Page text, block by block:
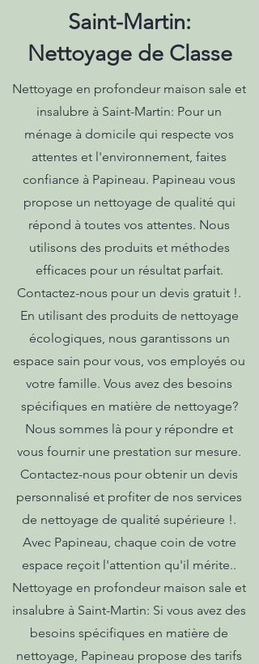
Saint-Martin:
Nettoyage de Classe
Nettoyage en profondeur maison sale et
insalubre à Saint-Martin: Pour un
ménage à domicile qui respecte vos
attentes et l'environnement, faites
confiance à Papineau. Papineau vous
propose un nettoyage de qualité qui
répond à toutes vos attentes. Nous
utilisons des produits et méthodes
efficaces pour un résultat parfait.
Contactez-nous pour un devis gratuit !.
En utilisant des produits de nettoyage
écologiques, nous garantissons un
espace sain pour vous, vos employés ou
votre famille. Vous avez des besoins
spécifiques en matière de nettoyage?
Nous sommes là pour y répondre et
vous fournir une prestation sur mesure.
Contactez-nous pour obtenir un devis
personnalisé et profiter de nos services
de nettoyage de qualité supérieure !.
Avec Papineau, chaque coin de votre
espace reçoit l'attention qu'il mérite..
Nettoyage en profondeur maison sale et
insalubre à Saint-Martin: Si vous avez des
besoins spécifiques en matière de
nettoyage, Papineau propose des tarifs